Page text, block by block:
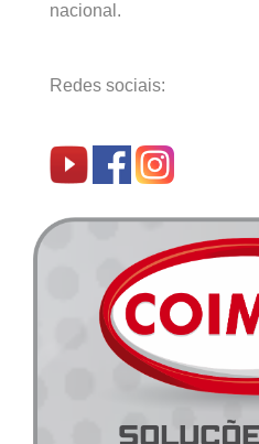
nacional.
Redes sociais: